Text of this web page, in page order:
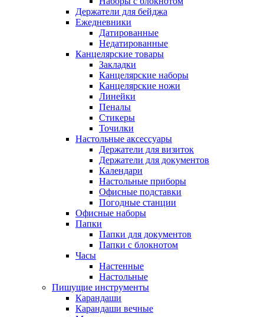
Держатели для бейджа
Ежедневники
Датированные
Недатированные
Канцелярские товары
Закладки
Канцелярские наборы
Канцелярские ножи
Линейки
Пеналы
Стикеры
Точилки
Настольные аксессуары
Держатели для визиток
Держатели для документов
Календари
Настольные приборы
Офисные подставки
Погодные станции
Офисные наборы
Папки
Папки для документов
Папки с блокнотом
Часы
Настенные
Настольные
Пишущие инструменты
Карандаши
Карандаши вечные